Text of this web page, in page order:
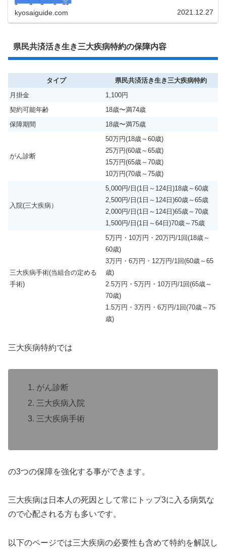
kyosaiguide.com 2021.12.27
県民共済活き生き三大疾病特約の保障内容
タイプ
県民共済活き生き三大疾病特約
月掛金
1,100円
契約可能年齢
18歳〜満74歳
保障期間
18歳〜満75歳
がん診断
50万円(18歳～60歳)
25万円(60歳～65歳)
15万円(65歳～70歳)
10万円(70歳～75歳)
入院(三大疾病）
5,000円/日(1日～124日)18歳～60歳
2,500円/日(1日～124日)60歳～65歳
2,000円/日(1日～124日)65歳～70歳
1,500円/日(1日～64日)70歳～75歳
三大疾病手術(当組合の定める
手術)
5万円・10万円・20万円/1回(18歳～
60歳)
3万円・6万円・12万円/1回(60歳～65
歳)
2.5万円・5万円・10万円/1回(65歳～
70歳)
1.5万円・3万円・6万円/1回(70歳～75
歳)
三大疾病特約では
がん診断
三大疾病入院
三大疾病手術
の3つの保障を強化する事ができます。
三大疾病は日本人の死因として常にトップ3に入る病気な
ので心配される方も多いです。
以下のページでは三大疾病の必要性も含めて特約を解説し